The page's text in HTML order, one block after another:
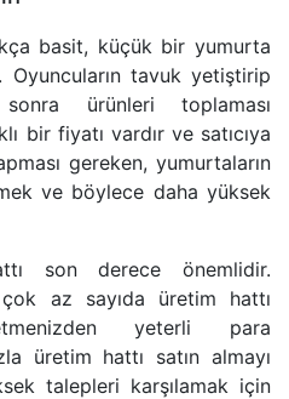
basit, küçük bir yumurta
tavuk yetiştirip
ürünleri toplaması
bir fiyatı vardır ve satıcıya
gereken, yumurtaların
ve böylece daha yüksek
son derece önemlidir.
çok az sayıda üretim hattı
yeterli para
üretim hattı satın almayı
talepleri karşılamak için